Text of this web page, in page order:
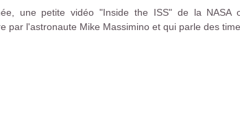
une petite vidéo "Inside the ISS" de la
par l'astronaute Mike Massimino et qui parle des